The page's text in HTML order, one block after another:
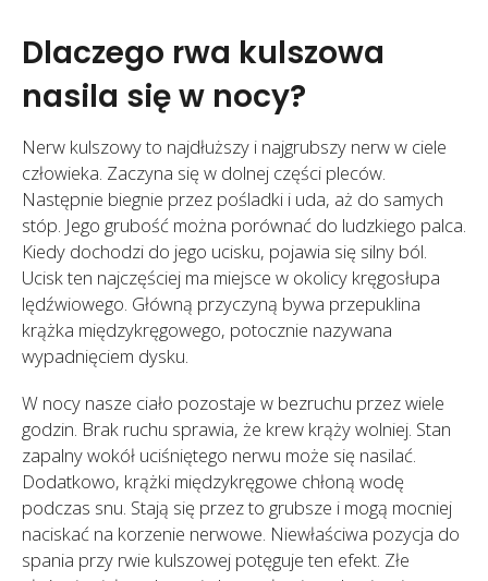
Dlaczego rwa kulszowa
nasila się w nocy?
Nerw kulszowy to najdłuższy i najgrubszy nerw w ciele
człowieka. Zaczyna się w dolnej części pleców.
Następnie biegnie przez pośladki i uda, aż do samych
stóp. Jego grubość można porównać do ludzkiego palca.
Kiedy dochodzi do jego ucisku, pojawia się silny ból.
Ucisk ten najczęściej ma miejsce w okolicy kręgosłupa
lędźwiowego. Główną przyczyną bywa przepuklina
krążka międzykręgowego, potocznie nazywana
wypadnięciem dysku.
W nocy nasze ciało pozostaje w bezruchu przez wiele
godzin. Brak ruchu sprawia, że krew krąży wolniej. Stan
zapalny wokół uciśniętego nerwu może się nasilać.
Dodatkowo, krążki międzykręgowe chłoną wodę
podczas snu. Stają się przez to grubsze i mogą mocniej
naciskać na korzenie nerwowe. Niewłaściwa pozycja do
spania przy rwie kulszowej potęguje ten efekt. Złe